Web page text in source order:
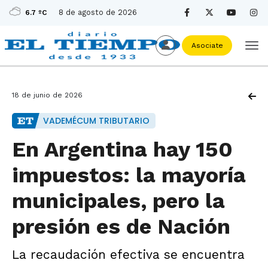
6.7 ºC 8 de agosto de 2026
Asociate
18 de junio de 2026
VADEMÉCUM TRIBUTARIO
En Argentina hay 150
impuestos: la mayoría
municipales, pero la
presión es de Nación
La recaudación efectiva se encuentra